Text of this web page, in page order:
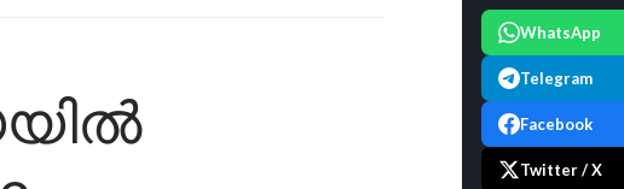
WhatsApp
Telegram
Facebook
Twitter / X